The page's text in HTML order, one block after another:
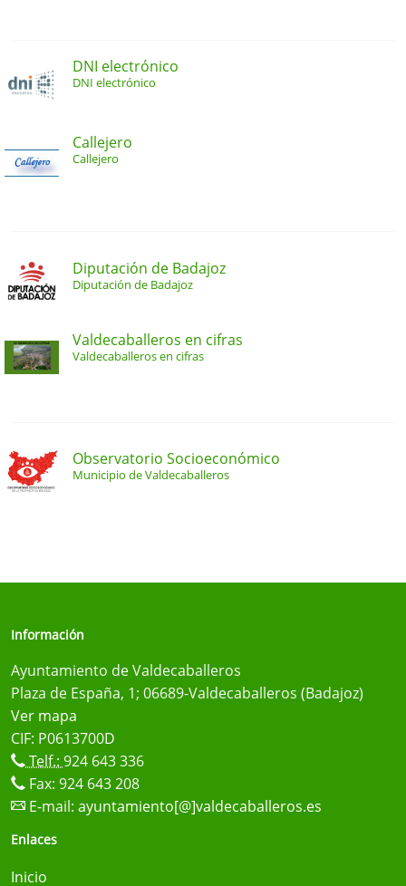
DNI electrónico
DNI electrónico
Callejero
Callejero
Diputación de Badajoz
Diputación de Badajoz
Valdecaballeros en cifras
Valdecaballeros en cifras
Observatorio Socioeconómico
Municipio de Valdecaballeros
Información
Ayuntamiento de Valdecaballeros
Plaza de España, 1; 06689-Valdecaballeros (Badajoz)
Ver mapa
CIF: P0613700D
Telf.: 924 643 336
Fax: 924 643 208
E-mail: ayuntamiento[@]valdecaballeros.es
Enlaces
Inicio